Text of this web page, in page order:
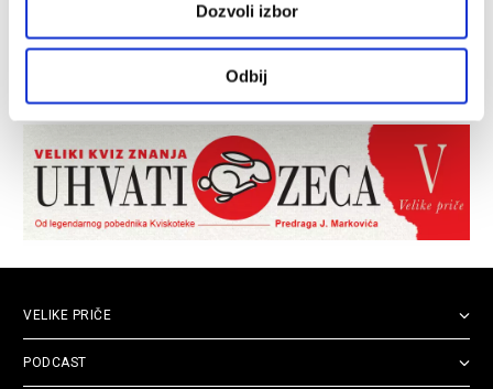
Dozvoli izbor
Odbij
VELIKE PRIČE
PODCAST